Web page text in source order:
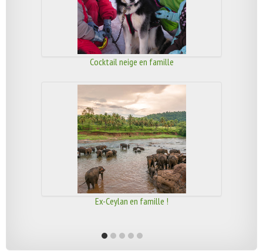
Cocktail neige en famille
Ex-Ceylan en famille !